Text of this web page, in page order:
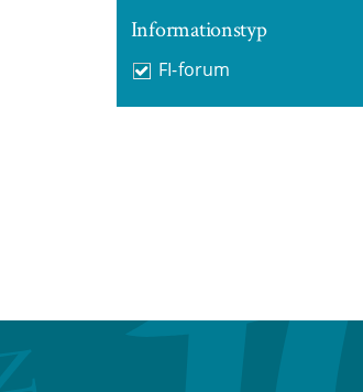
Informationstyp
FI-forum